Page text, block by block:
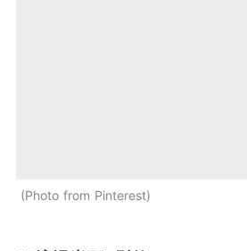
Photo from Pinterest